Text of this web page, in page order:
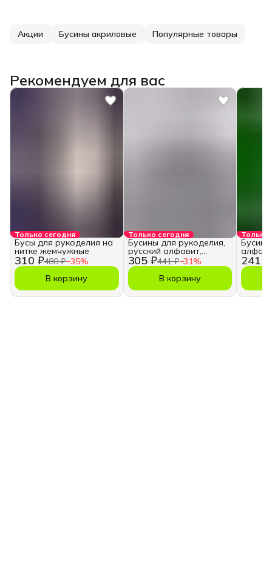
Акции Бусины акриловые Популярные товары
Рекомендуем для вас
Только сегодня
310 ₽480 ₽−35%
Бусы для рукоделия на
нитке жемчужные
В корзину
Только сегодня
305 ₽441 ₽−31%
Бусины для рукоделия,
русский алфавит,
кубики
В корзину
Только
241 ₽